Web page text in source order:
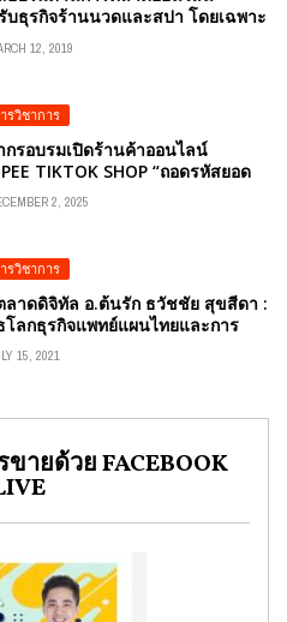
บธุรกิจร้านนวดและสปา โดยเฉพาะ
อ.ธวัชชัย สุขสีดา
12, 2019
รวิชาการ
กรอบรมเปิดร้านค้าออนไลน์
TIKTOK SHOP “ถอดรหัสยอด
ง ‘นูตร้าแพลนท์’ บริษัทปุ๋ย เคมีภัณฑ์
ารเกษตร จัดหนัก ติวเข้ม 7 คัมภีร์
ย สุขสีดา
2, 2025
รวิชาการ
ลาดดิจิทัล อ.ต้นรัก ธวัชชัย สุขสีดา :
โลกธุรกิจแพทย์แผนไทยและการ
างเลือกในยุค “NEXT NORMAL”
15, 2021
ายด้วย FACEBOOK